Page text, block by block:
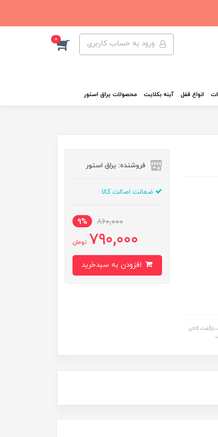
ورود به حساب کاربری 0
انواع قفل آینه بکلایت محصولات یراق استور
کالای
فروشنده: یراق استور
ضمانت اصالت کالا
860,000
9%
790,000 تومان